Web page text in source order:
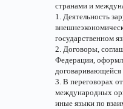
странами и
1. Деятельность
государственном
2. Договоры,
Федерации,
договаривающейся
3. В переговорах
международных
иные языки по